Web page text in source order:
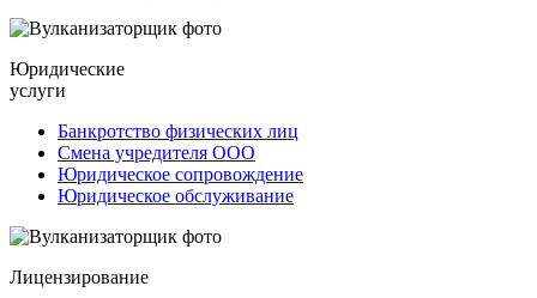
Юридические
услуги
Банкротство физических лиц
Смена учредителя ООО
Юридическое сопровождение
Юридическое обслуживание
Лицензирование